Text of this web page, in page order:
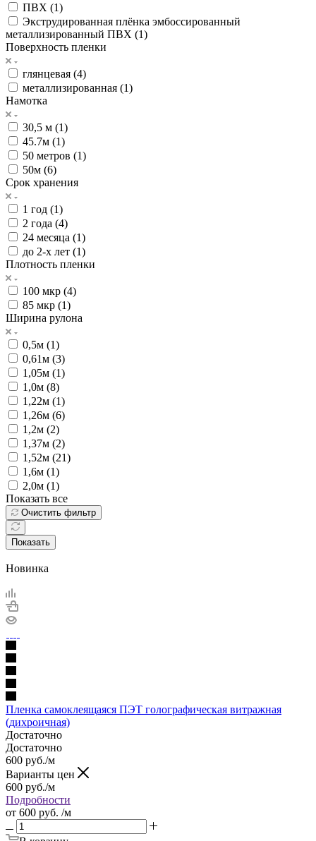
ПВХ (1)
Экструдированная плёнка эмбоссированный
металлизированный ПВХ (1)
Поверхность пленки
глянцевая (4)
металлизированная (1)
Намотка
30,5 м (1)
45.7м (1)
50 метров (1)
50м (6)
Срок хранения
1 год (1)
2 года (4)
24 месяца (1)
до 2-х лет (1)
Плотность пленки
100 мкр (4)
85 мкр (1)
Ширина рулона
0,5м (1)
0,61м (3)
1,05м (1)
1,0м (8)
1,22м (1)
1,26м (6)
1,2м (2)
1,37м (2)
1,52м (21)
1,6м (1)
2,0м (1)
Показать все
Очистить фильтр
Показать
Новинка
Пленка самоклеящаяся ПЭТ голографическая витражная
(дихроичная)
Достаточно
Достаточно
600 руб./м
Варианты цен
600 руб./м
Подробности
от 600 руб. /м